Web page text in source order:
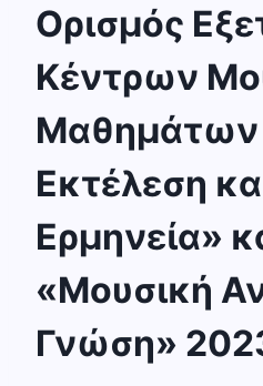
Ορισμός
Κέντρων
Μαθημάτων
Εκτέλεση
Ερμηνεία»
«Μουσική
Γνώση»